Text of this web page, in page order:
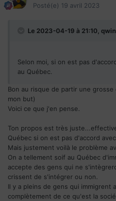
Posté(e) 19 avril 2023
Le 2023-04-19 à 21:10,
Selon moi, si on est pas
au Québec.
Bon au risque de partir une
mon but)
Voici ce que j'en pense.
Ton propos est très
Québec si on est pas d'accord
Mais justement voilà le problème
On a tellement soif au Québec
accepte des gens qui ne
crissent de s'intégrer ou non.
Il y a pleins de gens qui immigrent
complètement de ce qu'est la